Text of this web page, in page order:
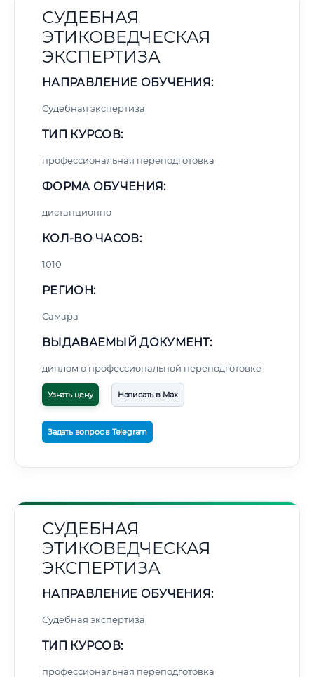
СУДЕБНАЯ
ЭТИКОВЕДЧЕСКАЯ
ЭКСПЕРТИЗА
НАПРАВЛЕНИЕ ОБУЧЕНИЯ:
Судебная экспертиза
ТИП КУРСОВ:
профессиональная переподготовка
ФОРМА ОБУЧЕНИЯ:
дистанционно
КОЛ-ВО ЧАСОВ:
1010
РЕГИОН:
Самара
ВЫДАВАЕМЫЙ ДОКУМЕНТ:
диплом о профессиональной переподготовке
Узнать цену Написать в Max
Задать вопрос в Telegram
СУДЕБНАЯ
ЭТИКОВЕДЧЕСКАЯ
ЭКСПЕРТИЗА
НАПРАВЛЕНИЕ ОБУЧЕНИЯ:
Судебная экспертиза
ТИП КУРСОВ:
профессиональная переподготовка